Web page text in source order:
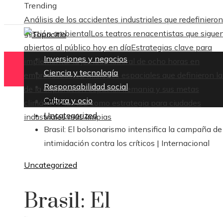
Trending
Análisis de los accidentes industriales que
gestión ambientalLos teatros renacentistas que
abiertos al público hoy en díaEstrategias clave para
implementar la jornada laboral de ocho horas en
empresasLas 15 misiones espaciales que definieron
de la exploración espacialAlemania y sus metas
climáticas: la RSE como estrategia para ciudades
industriales más limpias
Inversiones y negocios
Ciencia y tecnología
Responsabilidad social
Cultura y ocio
Inicio
Uncategorized
Brasil: El bolsonarismo intensifica la campaña de
intimidación contra los críticos | Internacional
Uncategorized
Brasil: El